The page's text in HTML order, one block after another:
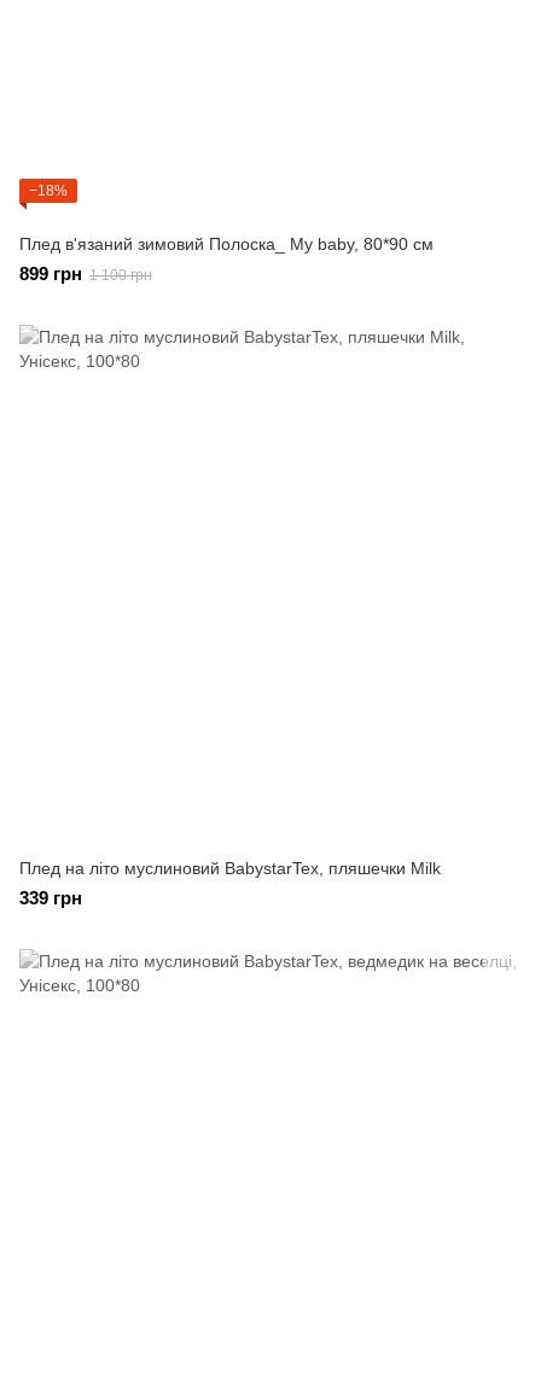
−18%
Плед в'язаний зимовий Полоска_ Мy baby, 80*90 см
899 грн 1 100 грн
Плед на літо муслиновий BabystarTex, пляшечки Milk
339 грн